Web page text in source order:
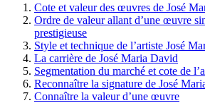
Cote et valeur des œuvres de José
Ordre de valeur allant d’une œuvre
prestigieuse
Style et technique de l’artiste José
La carrière de José Maria David
Segmentation du marché et cote de
Reconnaître la signature de José
Connaître la valeur d’une œuvre